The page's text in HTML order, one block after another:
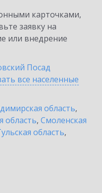
карточками,
заявку на
или внедрение
Посад
все населенные
область,
область, Смоленская
область,